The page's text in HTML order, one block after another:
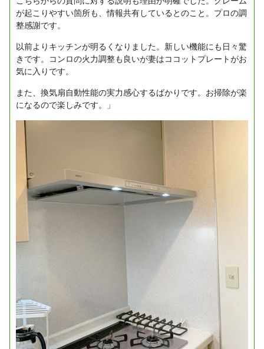
が起こりやすい箇所も、情報共有しているとのこと。プロの調
整感謝です。
以前よりキッチンが明るくなりました。新しい機能にも日々驚
きです。コンロの火力調整も良いが妻はココットプレートがお
気に入りです。
また、換気扇自動性能の実力感心するばかりです。お掃除が楽
になるので楽しみです。」